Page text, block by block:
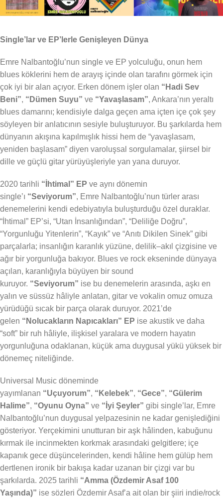
Single’lar ve EP’lerle Genişleyen Dünya
Emre Nalbantoğlu’nun single ve EP yolculuğu, onun hem
blues köklerini hem de arayış içinde olan tarafını görmek için
çok iyi bir alan açıyor. Erken dönem işler olan “Hadi Sev
Beni”, “Dümen Suyu” ve “Yavaşlasam”, Ankara’nın yeraltı
blues damarını; kendisiyle dalga geçen ama içten içe çok şey
söyleyen bir anlatıcının sesiyle buluşturuyor. Bu şarkılarda hem
dünyanın akışına kapılmışlık hissi hem de “yavaşlasam,
yeniden başlasam” diyen varoluşsal sorgulamalar, şiirsel bir
dille ve güçlü gitar yürüyüşleriyle yan yana duruyor.
2020 tarihli “İhtimal” EP ve aynı dönemin
single’ı “Seviyorum”, Emre Nalbantoğlu’nun türler arası
denemelerini kendi edebiyatıyla buluşturduğu özel duraklar.
“İhtimal” EP’si, “Utan İnsanlığından”, “Deliliğe Doğru”,
“Yorgunluğu Yitenlerin”, “Kayık” ve “Anıtı Dikilen Sinek” gibi
parçalarla; insanlığın karanlık yüzüne, delilik–akıl çizgisine ve
ağır bir yorgunluğa bakıyor. Blues ve rock ekseninde dünyaya
açılan, karanlığıyla büyüyen bir sound
kuruyor. “Seviyorum” ise bu denemelerin arasında, aşkı en
yalın ve süssüz hâliyle anlatan, gitar ve vokalin omuz omuza
yürüdüğü sıcak bir parça olarak duruyor. 2021’de
gelen “Nolucakların Napıcakları” EP ise akustik ve daha
“soft” bir ruh hâliyle, ilişkisel yaralara ve modern hayatın
yorgunluğuna odaklanan, küçük ama duygusal yükü yüksek bir
dönemeç niteliğinde.
Universal Music döneminde
yayımlanan “Uçuyorum”, “Kelebek”, “Gece”, “Gülerim
Halime”, “Oyunu Oyna” ve “İyi Şeyler” gibi single’lar, Emre
Nalbantoğlu’nun duygusal yelpazesinin ne kadar genişlediğini
gösteriyor. Yerçekimini unutturan bir aşk hâlinden, kabuğunu
kırmak ile incinmekten korkmak arasındaki gelgitlere; içe
kapanık gece düşüncelerinden, kendi hâline hem gülüp hem
dertlenen ironik bir bakışa kadar uzanan bir çizgi var bu
şarkılarda. 2025 tarihli “Amma (Özdemir Asaf 100
Yaşında)” ise sözleri Özdemir Asaf’a ait olan bir şiiri indie/rock